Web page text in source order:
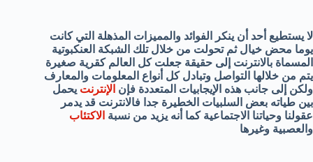
لا يستطيع أحد أن ينكر الفوائد والمميزات المذهلة التي كانت
يوما محض خيال ثم تحولت من خلال تلك الشبكة العنكبوتية
المسماة بالانترنت إلى حقيقة جعلت كل العالم كقرية صغيرة
يتم من خلالها التواصل وتبادل كل أنواع المعلومات والمعارف
ولكن إلى جانب هذه الإيجابيات المتعددة فإن الإنترنت يحمل
بين طياته بعض السلبيات الخطيرة جدا فالانترنت قد يدمر
عقولنا وحياتنا الاجتماعية كما أنه يزيد من نسبة الاكتئاب
والعصبية وغيرها